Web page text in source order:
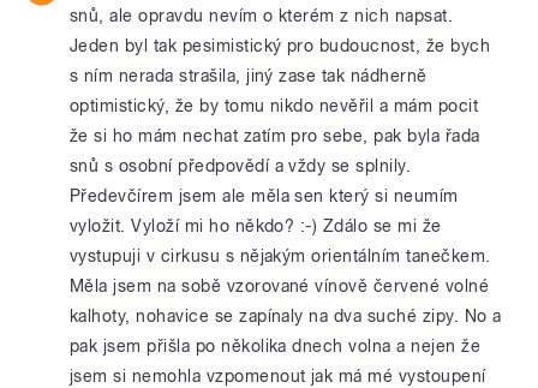
snů, ale opravdu nevím o kterém z nich napsat.
Jeden byl tak pesimistický pro budoucnost, že bych
s ním nerada strašila, jiný zase tak nádherně
optimistický, že by tomu nikdo nevěřil a mám pocit
že si ho mám nechat zatím pro sebe, pak byla řada
snů s osobní předpovědí a vždy se splnily.
Předevčírem jsem ale měla sen který si neumím
vyložit. Vyloží mi ho někdo? :-) Zdálo se mi že
vystupuji v cirkusu s nějakým orientálním tanečkem.
Měla jsem na sobě vzorované vínově červené volné
kalhoty, nohavice se zapínaly na dva suché zipy. No a
pak jsem přišla po několika dnech volna a nejen že
jsem si nemohla vzpomenout jak má mé vystoupení